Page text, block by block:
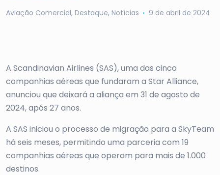
Aviação Comercial, Destaque, Notícias 9 de abril de 2024
A Scandinavian Airlines (SAS), uma das cinco
companhias aéreas que fundaram a Star Alliance,
anunciou que deixará a aliança em 31 de agosto de
2024, após 27 anos.
A SAS iniciou o processo de migração para a SkyTeam
há seis meses, permitindo uma parceria com 19
companhias aéreas que operam para mais de 1.000
destinos.